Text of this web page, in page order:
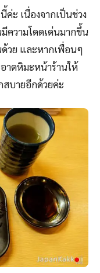
ะ เนื่องจากเป็นช่วง
ความโดดเด่นมากขึ้น
วย และหากเพื่อนๆ
าดหิมะหน้าร้านให้
สบายอีกด้วยค่ะ